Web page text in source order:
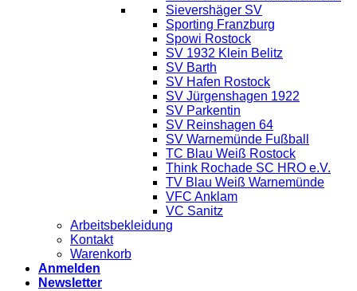
Sievershäger SV
Sporting Franzburg
Spowi Rostock
SV 1932 Klein Belitz
SV Barth
SV Hafen Rostock
SV Jürgenshagen 1922
SV Parkentin
SV Reinshagen 64
SV Warnemünde Fußball
TC Blau Weiß Rostock
Think Rochade SC HRO e.V.
TV Blau Weiß Warnemünde
VFC Anklam
VC Sanitz
Arbeitsbekleidung
Kontakt
Warenkorb
Anmelden
Newsletter